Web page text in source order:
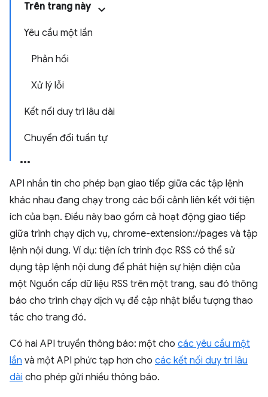
Trên trang này
Yêu cầu một lần
Phản hồi
Xử lý lỗi
Kết nối duy trì lâu dài
Chuyển đổi tuần tự
API nhắn tin cho phép bạn giao tiếp giữa các tập lệnh
khác nhau đang chạy trong các bối cảnh liên kết với tiện
ích của bạn. Điều này bao gồm cả hoạt động giao tiếp
giữa trình chạy dịch vụ, chrome-extension://pages và tập
lệnh nội dung. Ví dụ: tiện ích trình đọc RSS có thể sử
dụng tập lệnh nội dung để phát hiện sự hiện diện của
một Nguồn cấp dữ liệu RSS trên một trang, sau đó thông
báo cho trình chạy dịch vụ để cập nhật biểu tượng thao
tác cho trang đó.
Có hai API truyền thông báo: một cho các yêu cầu một
lần và một API phức tạp hơn cho các kết nối duy trì lâu
dài cho phép gửi nhiều thông báo.